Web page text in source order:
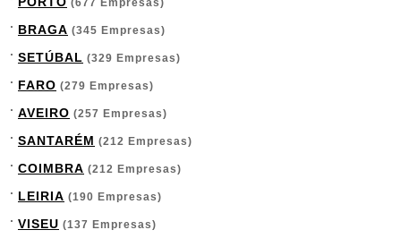
(677 Empresas)
BRAGA (345 Empresas)
SETÚBAL (329 Empresas)
FARO (279 Empresas)
AVEIRO (257 Empresas)
SANTARÉM (212 Empresas)
COIMBRA (212 Empresas)
LEIRIA (190 Empresas)
VISEU (137 Empresas)